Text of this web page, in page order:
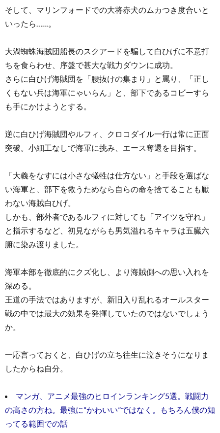
そして、マリンフォードでの大将赤犬のムカつき度合いと
いったら……。
大渦蜘蛛海賊団船長のスクアードを騙して白ひげに不意打
ちを食らわせ、序盤で甚大な戦力ダウンに成功。
さらに白ひげ海賊団を「腰抜けの集まり」と罵り、「正し
くもない兵は海軍にゃいらん」と、部下であるコビーすら
も手にかけようとする。
逆に白ひげ海賊団やルフィ、クロコダイル一行は常に正面
突破。小細工なしで海軍に挑み、エース奪還を目指す。
「大義をなすには小さな犠牲は仕方ない」と手段を選ばな
い海軍と、部下を救うためなら自らの命を捨てることも厭
わない海賊白ひげ。
しかも、部外者であるルフィに対しても「アイツを守れ」
と指示するなど、初見ながらも男気溢れるキャラは五臓六
腑に染み渡りました。
海軍本部を徹底的にクズ化し、より海賊側への思い入れを
深める。
王道の手法ではありますが、新旧入り乱れるオールスター
戦の中では最大の効果を発揮していたのではないでしょう
か。
一応言っておくと、白ひげの立ち往生に泣きそうになりま
したからね自分。
マンガ、アニメ最強のヒロインランキング5選。戦闘力
の高さの方ね。最強に“かわいい”ではなく。もちろん僕の知
ってる範囲での話